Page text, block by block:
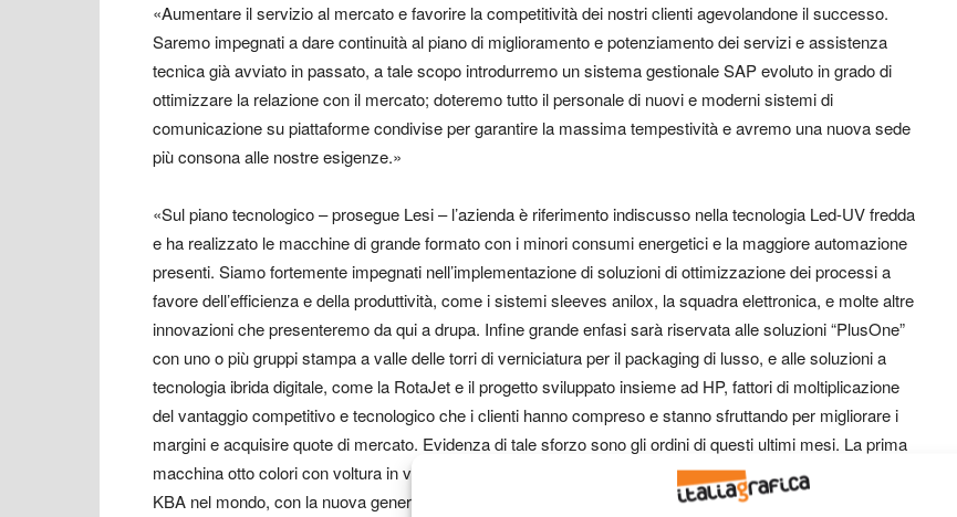
«Aumentare il servizio al mercato e favorire la competitività dei nostri clienti agevolandone il successo.
Saremo impegnati a dare continuità al piano di miglioramento e potenziamento dei servizi e assistenza
tecnica già avviato in passato, a tale scopo introdurremo un sistema gestionale SAP evoluto in grado di
ottimizzare la relazione con il mercato; doteremo tutto il personale di nuovi e moderni sistemi di
comunicazione su piattaforme condivise per garantire la massima tempestività e avremo una nuova sede
più consona alle nostre esigenze.»
«Sul piano tecnologico – prosegue Lesi – l’azienda è riferimento indiscusso nella tecnologia Led-UV fredda
e ha realizzato le macchine di grande formato con i minori consumi energetici e la maggiore automazione
presenti. Siamo fortemente impegnati nell’implementazione di soluzioni di ottimizzazione dei processi a
favore dell’efficienza e della produttività, come i sistemi sleeves anilox, la squadra elettronica, e molte altre
innovazioni che presenteremo da qui a drupa. Infine grande enfasi sarà riservata alle soluzioni “PlusOne”
con uno o più gruppi stampa a valle delle torri di verniciatura per il packaging di lusso, e alle soluzioni a
tecnologia ibrida digitale, come la RotaJet e il progetto sviluppato insieme ad HP, fattori di moltiplicazione
del vantaggio competitivo e tecnologico che i clienti hanno compreso e stanno sfruttando per migliorare i
margini e acquisire quote di mercato. Evidenza di tale sforzo sono gli ordini di questi ultimi mesi. La prima
macchina otto colori con voltura in vera tecnologia LED UV presso la CiEsse Printer di Padova, 28-ma
KBA nel mondo, con la nuova generazione di forni LED SP11 da 25 watt con doppie linee di led